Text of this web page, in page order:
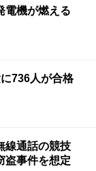
電機が燃える
736人が合格
線通話の競技
事件を想定